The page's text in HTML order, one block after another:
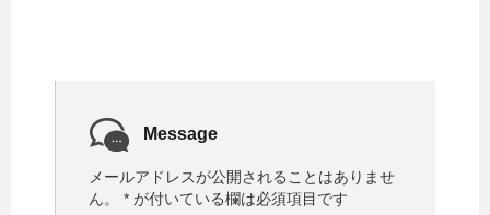
Message
メールアドレスが公開されることはありませ
ん。
* が付いている欄は必須項目です